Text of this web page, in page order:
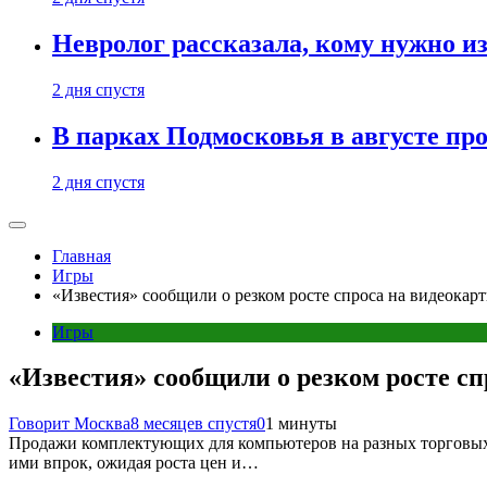
Невролог рассказала, кому нужно
2 дня спустя
В парках Подмосковья в августе
2 дня спустя
Главная
Игры
«Известия» сообщили о резком росте спроса на
Игры
«Известия» сообщили о резком росте
Говорит Москва8 месяцев спустя01 минуты
Продажи комплектующих для компьютеров на разных
ими впрок, ожидая роста цен и…